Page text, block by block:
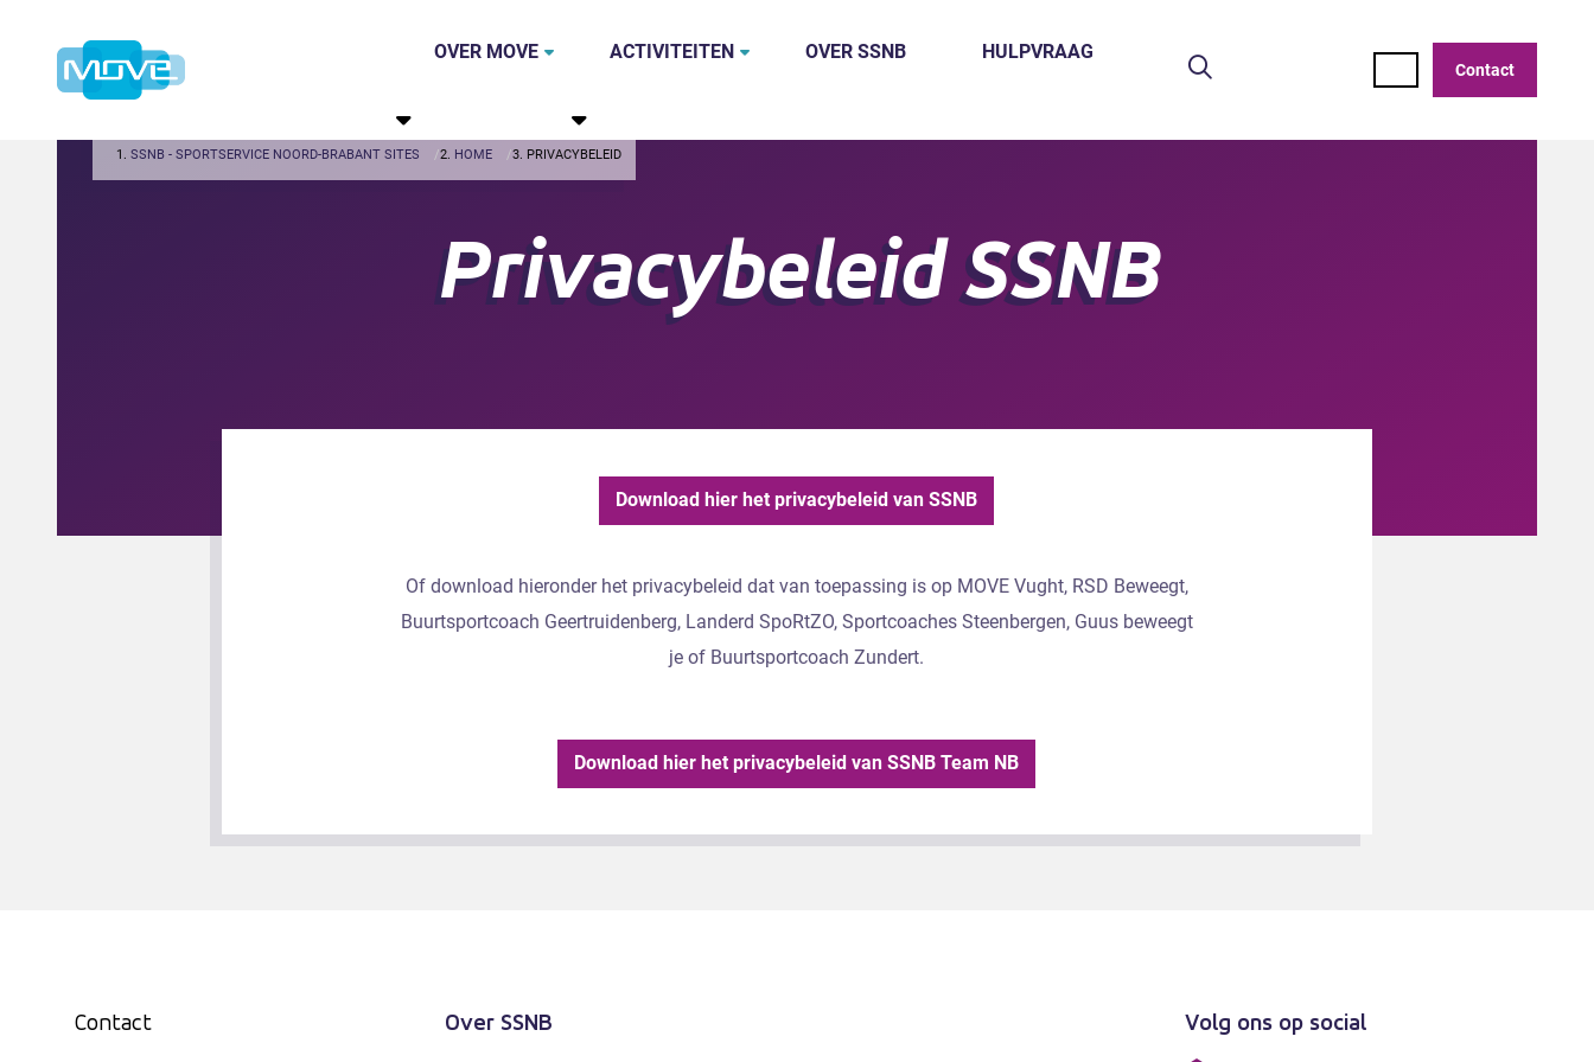
OVER MOVE ACTIVITEITEN OVER SSNB HULPVRAAG
Contact
SSNB - SPORTSERVICE NOORD-BRABANT SITES HOME PRIVACYBELEID
Privacybeleid SSNB
Download hier het privacybeleid van SSNB
Of download hieronder het privacybeleid dat van toepassing is op MOVE Vught, RSD Beweegt,
Buurtsportcoach Geertruidenberg, Landerd SpoRtZO, Sportcoaches Steenbergen, Guus beweegt
je of Buurtsportcoach Zundert.
Download hier het privacybeleid van SSNB Team NB
Contact Over SSNB Volg ons op social